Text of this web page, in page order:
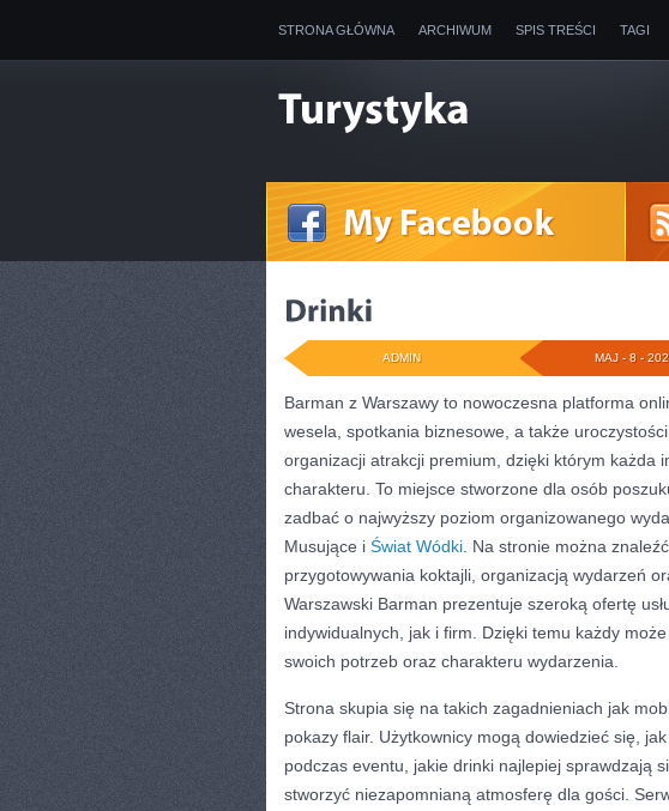
STRONA GŁÓWNA ARCHIWUM SPIS TREŚCI TAGI
MAJ - 8 -
ADMIN
Barman z Warszawy to nowoczesna platforma
wesela, spotkania biznesowe, a także
organizacji atrakcji premium, dzięki którym każda
charakteru. To miejsce stworzone dla osób
zadbać o najwyższy poziom organizowanego
Musujące i Świat Wódki . Na stronie można
przygotowywania koktajli, organizacją wydarzeń
Warszawski Barman prezentuje szeroką ofertę
indywidualnych, jak i firm. Dzięki temu każdy
swoich potrzeb oraz charakteru wydarzenia.
Strona skupia się na takich zagadnieniach jak
pokazy flair. Użytkownicy mogą dowiedzieć się,
podczas eventu, jakie drinki najlepiej sprawdzają
stworzyć niezapomnianą atmosferę dla gości.